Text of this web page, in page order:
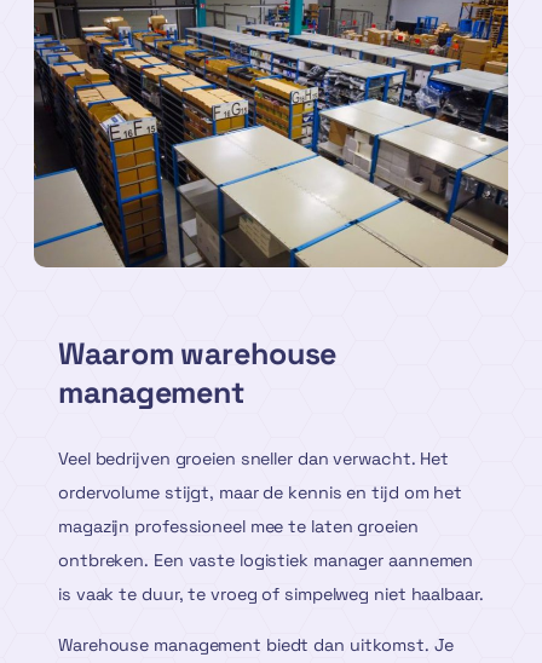
Waarom warehouse
management
Veel bedrijven groeien sneller dan verwacht. Het
ordervolume stijgt, maar de kennis en tijd om het
magazijn professioneel mee te laten groeien
ontbreken. Een vaste logistiek manager aannemen
is vaak te duur, te vroeg of simpelweg niet haalbaar.
Warehouse management biedt dan uitkomst. Je